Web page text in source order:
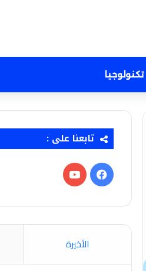
تكنولوجيا
تابعنا على :
فيسبوك‫YouTube
الأخيرة